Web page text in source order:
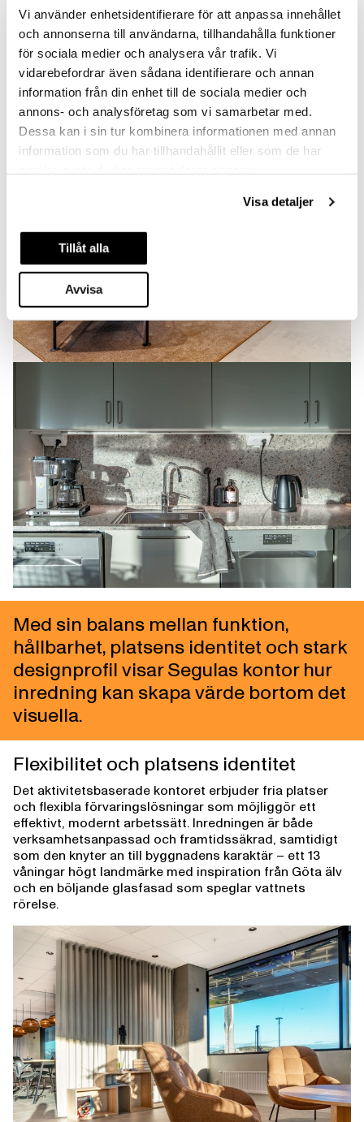
Vi använder enhetsidentifierare för att anpassa innehållet
och annonserna till användarna, tillhandahålla funktioner
för sociala medier och analysera vår trafik. Vi
vidarebefordrar även sådana identifierare och annan
information från din enhet till de sociala medier och
annons- och analysföretag som vi samarbetar med.
Dessa kan i sin tur kombinera informationen med annan
information som du har tillhandahållit eller som de har
Visa detaljer
Tillåt alla
Avvisa
Med sin balans mellan funktion,
hållbarhet, platsens identitet och stark
designprofil visar Segulas kontor hur
inredning kan skapa värde bortom det
visuella.
Flexibilitet och platsens identitet
Det aktivitetsbaserade kontoret erbjuder fria platser
och flexibla förvaringslösningar som möjliggör ett
effektivt, modernt arbetssätt. Inredningen är både
verksamhetsanpassad och framtidssäkrad, samtidigt
som den knyter an till byggnadens karaktär – ett 13
våningar högt landmärke med inspiration från Göta älv
och en böljande glasfasad som speglar vattnets
rörelse.